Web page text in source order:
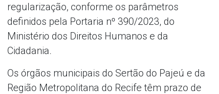
regularização, conforme os parâmetros
definidos pela Portaria nº 390/2023, do
Ministério dos Direitos Humanos e da
Cidadania.
Os órgãos municipais do Sertão do Pajeú e da
Região Metropolitana do Recife têm prazo de